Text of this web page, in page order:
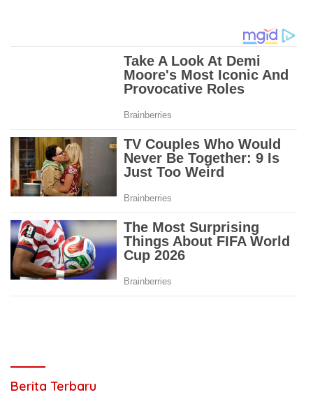
Berita Terbaru